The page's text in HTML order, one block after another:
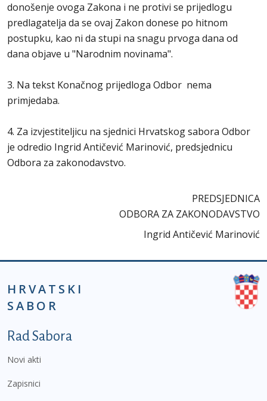
donošenje ovoga Zakona i ne protivi se prijedlogu
predlagatelja da se ovaj Zakon donese po hitnom
postupku, kao ni da stupi na snagu prvoga dana od
dana objave u "Narodnim novinama".
3. Na tekst Konačnog prijedloga Odbor nema
primjedaba.
4. Za izvjestiteljicu na sjednici Hrvatskog sabora Odbor
je odredio Ingrid Antičević Marinović, predsjednicu
Odbora za zakonodavstvo.
PREDSJEDNICA
ODBORA ZA ZAKONODAVSTVO
Ingrid Antičević Marinović
HRVATSKI
SABOR
Podnožje prvi izbornik
Rad Sabora
Novi akti
Zapisnici